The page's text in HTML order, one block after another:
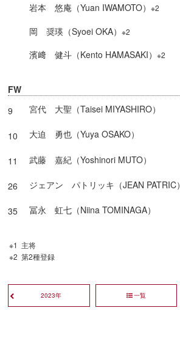
岩本 悠庵（Yuan IWAMOTO）※2
岡 奨瑛（Syoei OKA）※2
濱﨑 健斗（Kento HAMASAKI）※2
FW
9
宮代 大聖（Taisei MIYASHIRO）
10 大迫 勇也（Yuya OSAKO）
11 武藤 嘉紀（Yoshinori MUTO）
26 ジェアン パトリッキ（JEAN PATRIC）
35 冨永 虹七（Niina TOMINAGA）
主将
第2種登録
2023年 一覧